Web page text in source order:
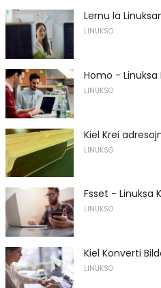
Lernu la
LINUKSO
Homo -
LINUKSO
Kiel Krei
LINUKSO
Fsset - Linuksa
LINUKSO
Kiel Konverti
LINUKSO